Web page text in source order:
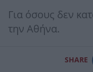
Για όσους δεν
την Αθήνα.
SHARE